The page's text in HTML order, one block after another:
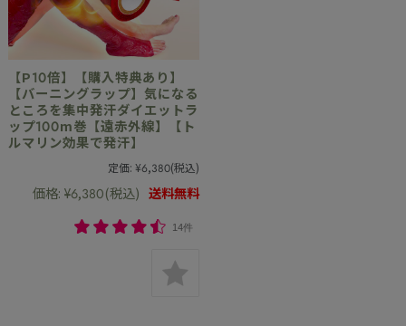
【P10倍】【購入特典あり】
【バーニングラップ】気になる
ところを集中発汗ダイエットラ
ップ100m巻【遠赤外線】【ト
ルマリン効果で発汗】
定価: ¥6,380(税込)
価格: ¥6,380(税込) 送料無料
14件